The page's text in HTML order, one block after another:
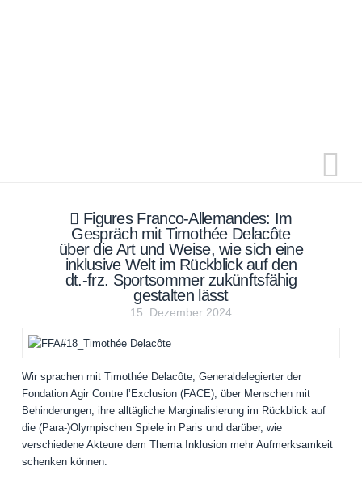
Figures Franco-Allemandes: Im
Gespräch mit Timothée Delacôte
über die Art und Weise, wie sich eine
inklusive Welt im Rückblick auf den
dt.-frz. Sportsommer zukünftsfähig
gestalten lässt
15. Dezember 2024
Wir sprachen mit Timothée Delacôte, Generaldelegierter der
Fondation Agir Contre l’Exclusion (FACE), über Menschen mit
Behinderungen, ihre alltägliche Marginalisierung im Rückblick auf
die (Para-)Olympischen Spiele in Paris und darüber, wie
verschiedene Akteure dem Thema Inklusion mehr Aufmerksamkeit
schenken können.